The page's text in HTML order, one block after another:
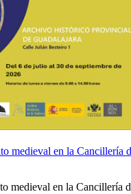
medieval en la Cancillería
medieval en la Cancillería